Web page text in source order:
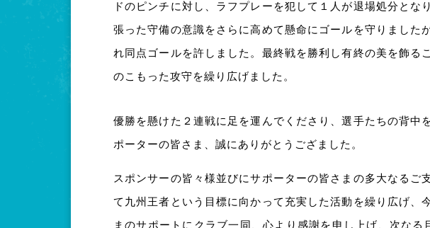
ドのピンチに対し、ラフプレーを犯して１人が退場処分と
張った守備の意識をさらに高めて懸命にゴールを守りました
れ同点ゴールを許しました。最終戦を勝利し有終の美を飾る
のこもった攻守を繰り広げました。
優勝を懸けた２連戦に足を運んでくださり、選手たちの背中
ポーターの皆さま、誠にありがとうござました。
スポンサーの皆々様並びにサポーターの皆さまの多大なるご
て九州王者という目標に向かって充実した活動を繰り広げ、
まのサポートにクラブ一同、心より感謝を申し上げ、次な